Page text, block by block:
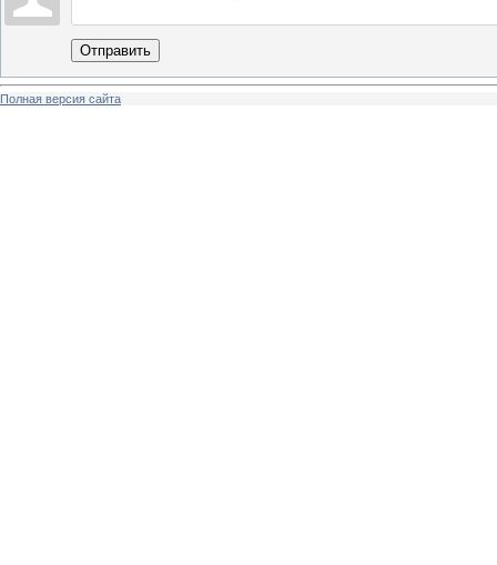
Отправить
Полная версия сайта